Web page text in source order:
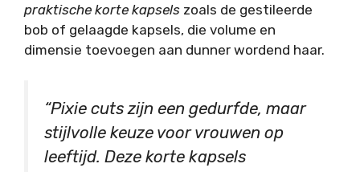
praktische korte kapsels zoals de gestileerde
bob of gelaagde kapsels, die volume en
dimensie toevoegen aan dunner wordend haar.
“Pixie cuts zijn een gedurfde, maar
stijlvolle keuze voor vrouwen op
leeftijd. Deze korte kapsels